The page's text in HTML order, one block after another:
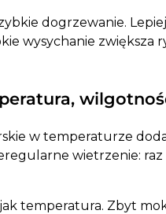
dogrzewanie.
wysychanie zwiększa
w temperaturze
wietrzenie: raz
temperatura. Zbyt